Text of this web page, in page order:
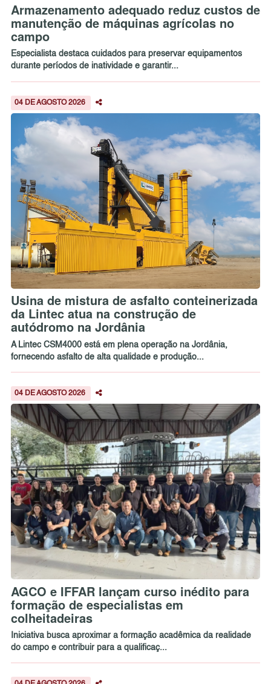
Armazenamento adequado reduz custos de
manutenção de máquinas agrícolas no
campo
Especialista destaca cuidados para preservar equipamentos
durante períodos de inatividade e garantir...
04 DE AGOSTO 2026
Usina de mistura de asfalto conteinerizada
da Lintec atua na construção de
autódromo na Jordânia
A Lintec CSM4000 está em plena operação na Jordânia,
fornecendo asfalto de alta qualidade e produção...
04 DE AGOSTO 2026
AGCO e IFFAR lançam curso inédito para
formação de especialistas em
colheitadeiras
Iniciativa busca aproximar a formação acadêmica da realidade
do campo e contribuir para a qualificaç...